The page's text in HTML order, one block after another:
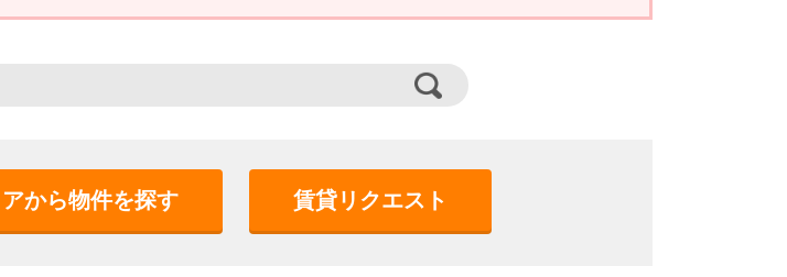
から物件を探す 賃貸リクエスト